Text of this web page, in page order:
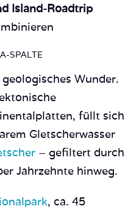
Island-Roadtrip
SPALTE
Wunder.
füllt sich
Gletscherwasser
– gefiltert durch
Jahrzehnte hinweg.
, ca. 45